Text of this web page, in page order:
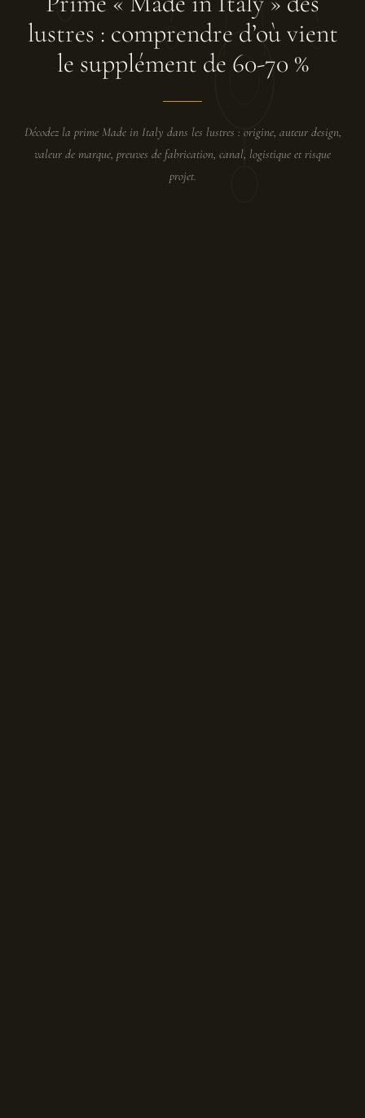
lustres : comprendre d’où vient
le supplément de 60-70 %
Décodez la prime Made in Italy dans les lustres : origine, auteur design,
valeur de marque, preuves de fabrication, canal, logistique et risque
projet.